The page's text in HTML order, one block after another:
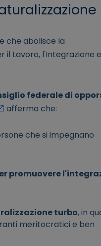
che abolisce la
il Lavoro, l'Integrazione
federale di
afferma che:
che si impegnano
promuovere
turbo, in
meritocratici e ben